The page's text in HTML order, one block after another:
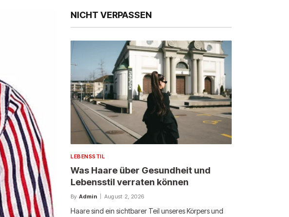
NICHT VERPASSEN
LEBENSSTIL
Was Haare über Gesundheit und
Lebensstil verraten können
By Admin August 2, 2026
Haare sind ein sichtbarer Teil unseres Körpers und